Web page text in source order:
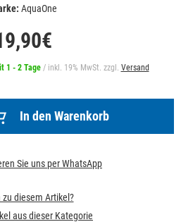
AquaOne
1 - 2 Tage / inkl. 19% MwSt. zzgl. Versand
In den Warenkorb
Sie uns per WhatsApp
zu diesem Artikel?
aus dieser Kategorie